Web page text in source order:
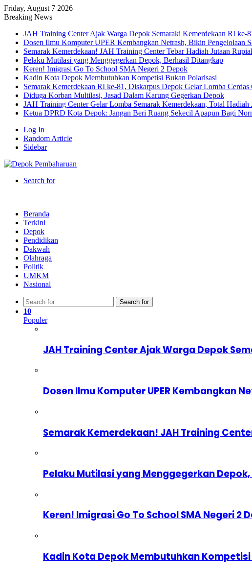
Friday, August 7 2026
Breaking News
JAH Training Center Ajak Warga Depok Semaraki Kemerdekaan RI ke-
Dosen Ilmu Komputer UPER Kembangkan Netrash, Bikin Pengelolaan
Semarak Kemerdekaan! JAH Training Center Tebar Hadiah Jutaan
Pelaku Mutilasi yang Menggegerkan Depok, Berhasil Ditangkap
Keren! Imigrasi Go To School SMA Negeri 2 Depok
Kadin Kota Depok Membutuhkan Kompetisi Bukan Polarisasi
Semarak Kemerdekaan RI ke-81, Diskarpus Depok Gelar Lomba
Diduga Korban Multilasi, Jasad Dalam Karung Gegerkan Depok
JAH Training Center Gelar Lomba Semarak Kemerdekaan, Total Hadiah
Ketua DPRD Kota Depok: Jangan Beri Ruang Sekecil Apapun Bagi
Log In
Random Article
Sidebar
Search for
Beranda
Terkini
Depok
Pendidikan
Dakwah
Olahraga
Politik
UMKM
Nasional
Search for
10
Populer
JAH Training Center Ajak Warga Depok
Dosen Ilmu Komputer UPER Kembangkan
Semarak Kemerdekaan! JAH Training
Pelaku Mutilasi yang Menggegerkan
Keren! Imigrasi Go To School SMA Negeri 2
Kadin Kota Depok Membutuhkan